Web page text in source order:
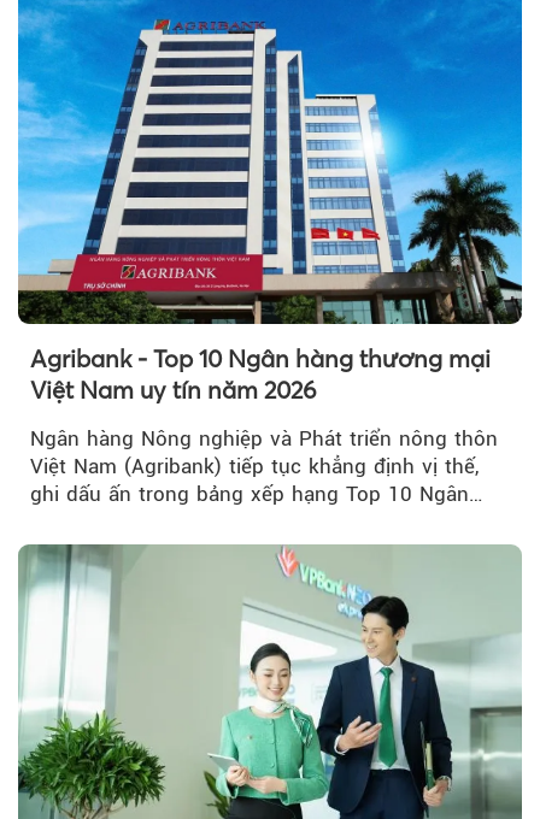
Agribank - Top 10 Ngân hàng thương mại
Việt Nam uy tín năm 2026
Ngân hàng Nông nghiệp và Phát triển nông thôn
Việt Nam (Agribank) tiếp tục khẳng định vị thế,
ghi dấu ấn trong bảng xếp hạng Top 10 Ngân